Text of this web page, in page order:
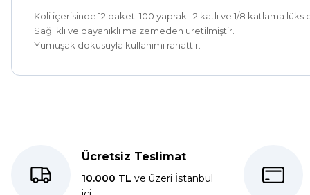
Koli içerisinde 12 paket 100 yapraklı 2 katlı ve 1/8 katlama
Sağlıklı ve dayanıklı malzemeden üretilmiştir.
Yumuşak dokusuyla kullanımı rahattır.
Dolphin aynı kalitede . Hızlı kargo ve teslimat için ayrıca
Ücretsiz Teslimat
10.000 TL ve üzeri İstanbul